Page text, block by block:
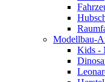
Modellbau-
Kids -